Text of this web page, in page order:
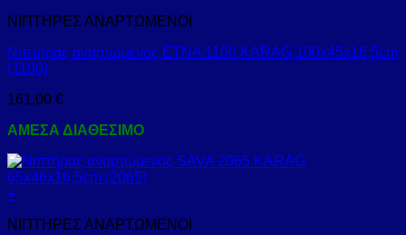
ΝΙΠΤΗΡΕΣ ΑΝΑΡΤΩΜΕΝΟΙ
Νιπτήρας αναρτώμενος ETNA 1100 KARAG 100x45x16,5cm
(1100)
161,00 €
ΑΜΕΣΑ ΔΙΑΘΕΣΙΜΟ
+
ΝΙΠΤΗΡΕΣ ΑΝΑΡΤΩΜΕΝΟΙ